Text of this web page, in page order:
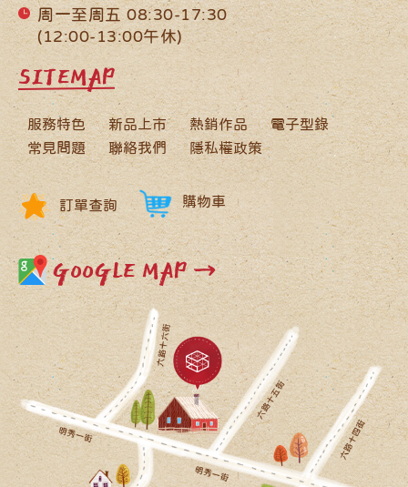
周一至周五 08:30-17:30
(12:00-13:00午休)
SITEMAP
服務特色 新品上市 熱銷作品
電子型錄
常見問題
聯絡我們 隱私權政策
訂單查詢 購物車
GOOGLE MAP →